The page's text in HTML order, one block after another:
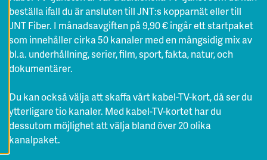
T
E
R
A
L
L
A
C
O
K
I
E
S
beställa ifall du är ansluten till JNT:s kopparnät eller till
JNT Fiber. I månadsavgiften på 9,90 € ingår ett startpaket
som innehåller cirka 50 kanaler med en mångsidig mix av
bl.a. underhållning, serier, film, sport, fakta, natur, och
dokumentärer.
Du kan också välja att skaffa vårt kabel-TV-kort, då ser du
ytterligare tio kanaler. Med kabel-TV-kortet har du
dessutom möjlighet att välja bland över 20 olika
kanalpaket.